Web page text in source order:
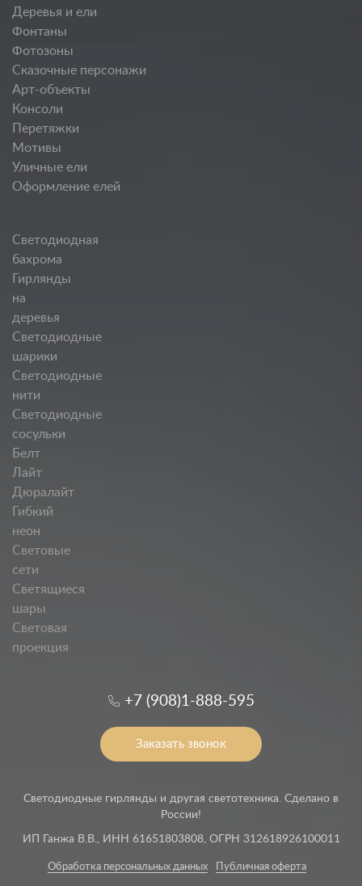
Деревья и ели
Фонтаны
Фотозоны
Сказочные персонажи
Арт-объекты
Консоли
Перетяжки
Мотивы
Уличные ели
Оформление елей
Светодиодная
бахрома
Гирлянды
на
деревья
Светодиодные
шарики
Светодиодные
нити
Светодиодные
сосульки
Белт
Лайт
Дюралайт
Гибкий
неон
Световые
сети
Светящиеся
шары
Световая
проекция
+7 (908)1-888-595
Заказать звонок
Светодиодные гирлянды и другая светотехника. Сделано в
России!
ИП Ганжа В.В., ИНН 61651803808, ОГРН 312618926100011
Обработка персональных данных Публичная оферта